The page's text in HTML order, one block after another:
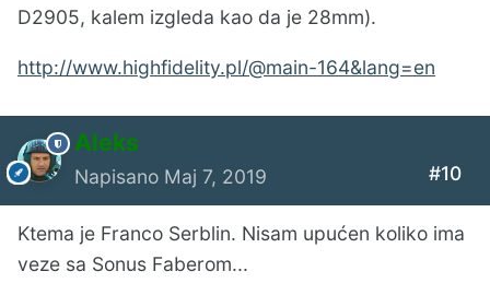
D2905, kalem izgleda kao da je 28mm).
http://www.highfidelity.pl/@main-164&lang=en
Aleks
Napisano Maj 7, 2019 #10
Ktema je Franco Serblin. Nisam upućen koliko ima
veze sa Sonus Faberom...